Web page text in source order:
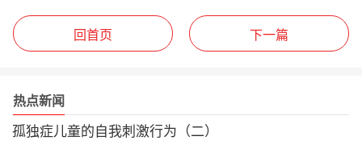
地画出龟壳上画出纹路。用一颗樱桃西红柿做龟头，
至于龟的脚嘛，看出来了吗，那是两根芦笋。
你可以做一个猫脸形状的三明治，材料是火腿片，圆
面包和白奶酪。眼睛可以是橄榄，也可以是葡萄干。
回首页 下一篇
热点新闻
孤独症儿童的自我刺激行为（二）